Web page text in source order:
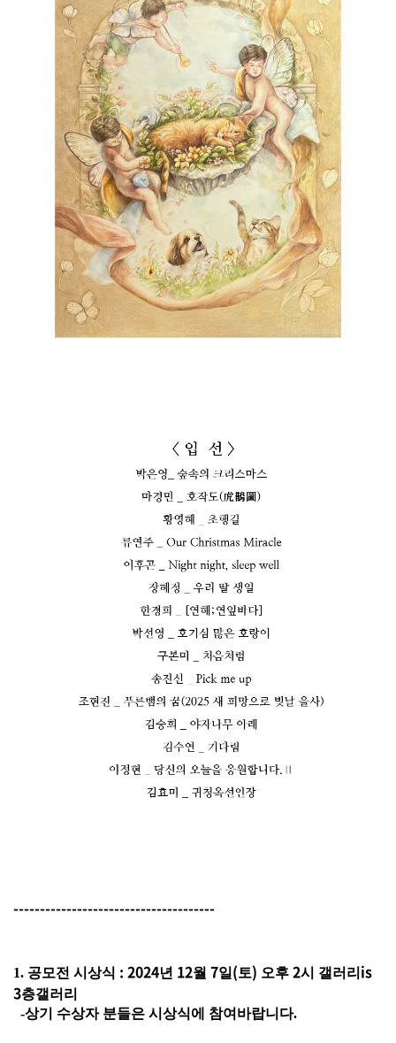
--------------------------------------
1. 공모전 시상식 : 2024년 12월 7일 (토) 오후 2시 갤러리 is
3층갤러리
-상기 수상자 분들은 시상식에 참여바랍니다.